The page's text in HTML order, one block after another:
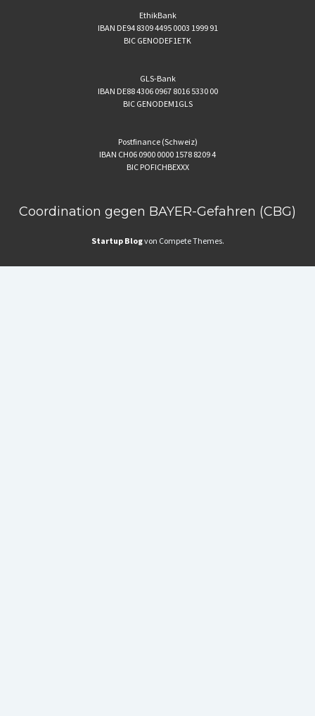
EthikBank
IBAN DE94 8309 4495 0003 1999 91
BIC GENODEF1ETK
GLS-Bank
IBAN DE88 4306 0967 8016 5330 00
BIC GENODEM1GLS
Postfinance (Schweiz)
IBAN CH06 0900 0000 1578 8209 4
BIC POFICHBEXXX
Coordination gegen BAYER-Gefahren (CBG)
Startup Blogvon Compete Themes.